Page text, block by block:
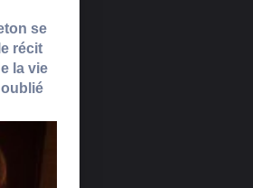
se
récit
la vie